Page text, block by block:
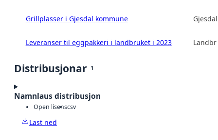
Grillplasser i Gjesdal kommune
Leveranser til eggpakkeri i landbruket i 2023
Distribusjonar 1
Namnlaus distribusjon
Open lisenscsv
Last ned